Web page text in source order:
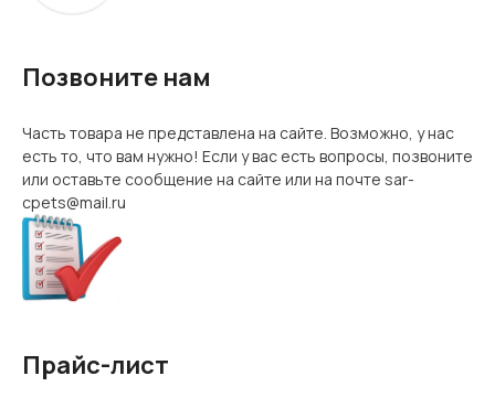
Позвоните нам
Часть товара не представлена на сайте. Возможно, у нас
есть то, что вам нужно! Если у вас есть вопросы, позвоните
или оставьте сообщение на сайте или на почте sar-
cpets@mail.ru
Прайс-лист